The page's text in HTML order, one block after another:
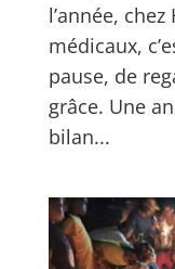
l’année, chez
médicaux,
pause, de
grâce. Une
bilan...